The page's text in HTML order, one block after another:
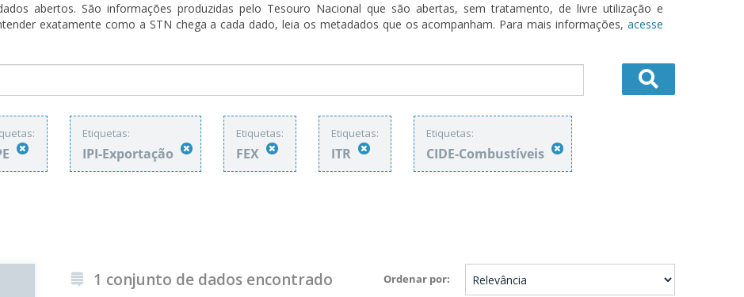
abertos. São informações produzidas pelo Tesouro Nacional que são abertas, sem tratamento, de livre utilização e
exatamente como a STN chega a cada dado, leia os metadados que os acompanham. Para mais informações, acesse
Etiquetas:
IPI-Exportação
Etiquetas:
FEX
Etiquetas:
ITR
Etiquetas:
CIDE-Combustíveis
Ordenar por
1 conjunto de dados encontrado